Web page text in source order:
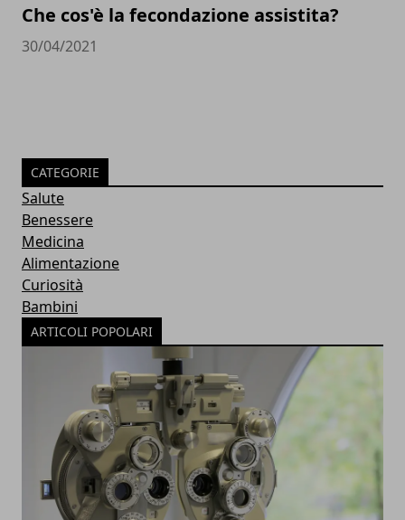
Che cos'è la fecondazione assistita?
30/04/2021
CATEGORIE
Salute
Benessere
Medicina
Alimentazione
Curiosità
Bambini
ARTICOLI POPOLARI